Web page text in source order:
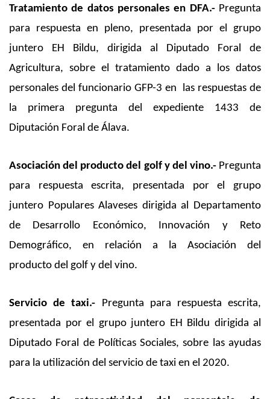
Tratamiento de datos personales en DFA.- Pregunta
para respuesta en pleno, presentada por el grupo
juntero EH Bildu, dirigida al Diputado Foral de
Agricultura, sobre el tratamiento dado a los datos
personales del funcionario GFP-3 en las respuestas de
la primera pregunta del expediente 1433 de
Diputación Foral de Álava.
Asociación del producto del golf y del vino.- Pregunta
para respuesta escrita, presentada por el grupo
juntero Populares Alaveses dirigida al Departamento
de Desarrollo Económico, Innovación y Reto
Demográfico, en relación a la Asociación del
producto del golf y del vino.
Servicio de taxi.- Pregunta para respuesta escrita,
presentada por el grupo juntero EH Bildu dirigida al
Diputado Foral de Políticas Sociales, sobre las ayudas
para la utilización del servicio de taxi en el 2020.